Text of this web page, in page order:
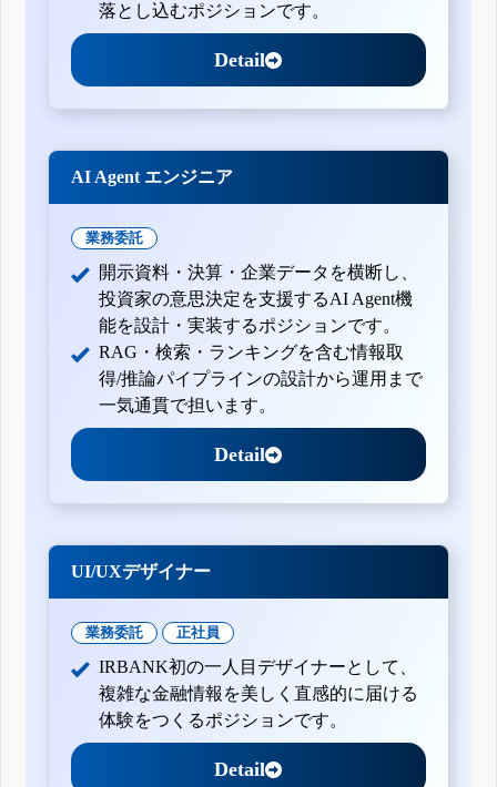
落とし込むポジションです。
Detail
AI Agent エンジニア
業務委託
開示資料・決算・企業データを横断し、
投資家の意思決定を支援するAI Agent機
能を設計・実装するポジションです。
RAG・検索・ランキングを含む情報取
得/推論パイプラインの設計から運用まで
一気通貫で担います。
Detail
UI/UXデザイナー
業務委託 正社員
IRBANK初の一人目デザイナーとして、
複雑な金融情報を美しく直感的に届ける
体験をつくるポジションです。
Detail